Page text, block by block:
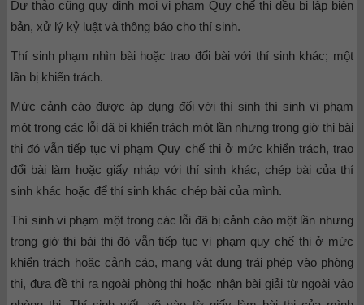
Dự thảo cũng quy định mọi vi phạm Quy chế thi đều bị lập biên
bản, xử lý kỷ luật và thông báo cho thí sinh.
Thí sinh phạm nhìn bài hoặc trao đổi bài với thí sinh khác; một
lần bị khiển trách.
Mức cảnh cáo được áp dụng đối với thí sinh thí sinh vi phạm
một trong các lỗi đã bị khiển trách một lần nhưng trong giờ thi bài
thi đó vẫn tiếp tục vi phạm Quy chế thi ở mức khiển trách, trao
đổi bài làm hoặc giấy nháp với thí sinh khác, chép bài của thí
sinh khác hoặc để thí sinh khác chép bài của mình.
Thí sinh vi phạm một trong các lỗi đã bị cảnh cáo một lần nhưng
trong giờ thi bài thi đó vẫn tiếp tục vi phạm quy chế thi ở mức
khiển trách hoặc cảnh cáo, mang vật dụng trái phép vào phòng
thi, đưa đề thi ra ngoài phòng thi hoặc nhận bài giải từ ngoài vào